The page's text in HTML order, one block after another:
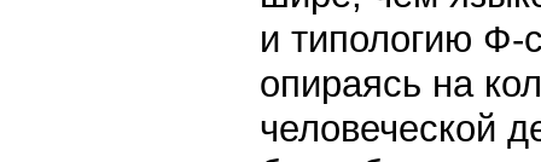
и типологию Ф-
опираясь на
человеческой